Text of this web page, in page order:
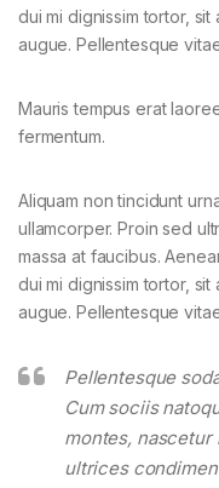
dui mi dignissim tortor, sit
augue. Pellentesque
Mauris tempus erat
fermentum.
Aliquam non tincidunt
ullamcorper. Proin sed
massa at faucibus.
dui mi dignissim tortor, sit
augue. Pellentesque
Pellentesque
Cum sociis
montes,
ultrices